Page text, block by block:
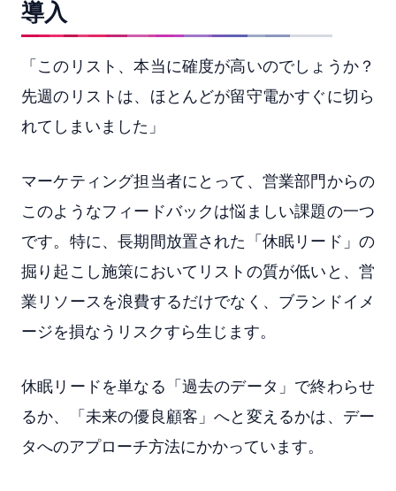
導入
「このリスト、本当に確度が高いのでしょうか？
先週のリストは、ほとんどが留守電かすぐに切ら
れてしまいました」
マーケティング担当者にとって、営業部門からの
このようなフィードバックは悩ましい課題の一つ
です。特に、長期間放置された「休眠リード」の
掘り起こし施策においてリストの質が低いと、営
業リソースを浪費するだけでなく、ブランドイメ
ージを損なうリスクすら生じます。
休眠リードを単なる「過去のデータ」で終わらせ
るか、「未来の優良顧客」へと変えるかは、デー
タへのアプローチ方法にかかっています。